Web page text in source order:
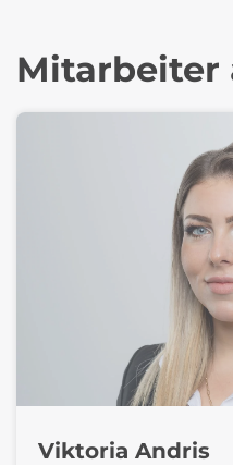
Mitarbeiter
Viktoria Andris